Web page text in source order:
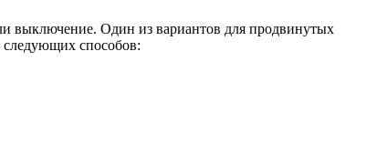
выключение. Один из вариантов для продвинутых
следующих способов: